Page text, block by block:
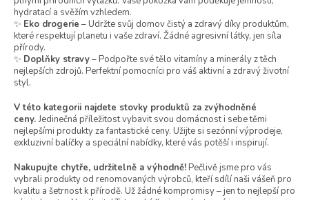
hydratací a svěžím vzhledem.
✨ Eko drogerie – Udržte svůj domov čistý a zdravý díky produktům,
které respektují planetu i vaše zdraví. Žádné agresivní látky, jen síla
přírody.
✨ Doplňky stravy– Podpořte své tělo vitamíny a minerály z těch
nejlepších zdrojů. Perfektní pomocníci pro váš aktivní a zdravý životní
styl.
V této kategorii najdete stovky produktů za zvýhodněné
ceny.Jedinečná příležitost vybavit svou domácnost i sebe těmi
nejlepšími produkty za fantastické ceny. Užijte si sezónní výprodeje,
exkluzivní balíčky a speciální nabídky, které vás potěší i inspirují.
Nakupujte chytře, udržitelně a výhodně! Pečlivě jsme pro vás
vybrali produkty od renomovaných výrobců, kteří sdílí naši vášeň pro
kvalitu a šetrnost k přírodě. Už žádné kompromisy – jen to nejlepší pro